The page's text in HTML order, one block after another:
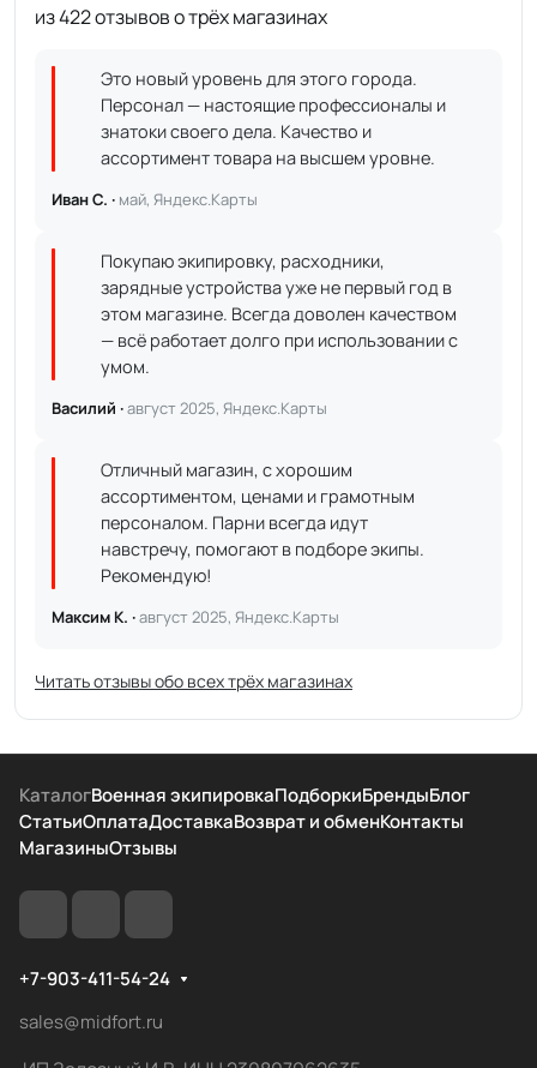
из 422 отзывов о трёх магазинах
Это новый уровень для этого города.
Персонал — настоящие профессионалы и
знатоки своего дела. Качество и
ассортимент товара на высшем уровне.
Иван С. · май, Яндекс.Карты
Покупаю экипировку, расходники,
зарядные устройства уже не первый год в
этом магазине. Всегда доволен качеством
— всё работает долго при использовании с
умом.
Василий ·август 2025, Яндекс.Карты
Отличный магазин, с хорошим
ассортиментом, ценами и грамотным
персоналом. Парни всегда идут
навстречу, помогают в подборе экипы.
Рекомендую!
Максим К. ·август 2025, Яндекс.Карты
Читать отзывы обо всех трёх магазинах
КаталогВоенная экипировкаПодборкиБрендыБлог
СтатьиОплатаДоставкаВозврат и обменКонтакты
МагазиныОтзывы
+7-903-411-54-24
sales@midfort.ru